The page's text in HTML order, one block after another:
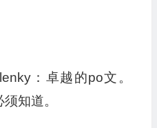
：卓越的po文。
知道。